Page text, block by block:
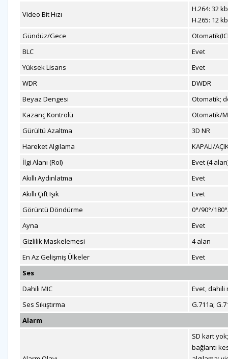
Video Bit Hızı
H.264: 32
H.265: 12
Gündüz/Gece
BLC
Evet
Yüksek Lisans
Evet
WDR
DWDR
Beyaz Dengesi
Otomatik;
Kazanç Kontrolü
Otomatik/
Gürültü Azaltma
3D NR
Hareket Algılama
KAPALI/
İlgi Alanı (RoI)
Evet (4
Akıllı Aydınlatma
Evet
Akıllı Çift Işık
Evet
Görüntü Döndürme
0°/90°/
Ayna
Evet
Gizlilik Maskelemesi
4 alan
En Az Gelişmiş Ülkeler
Evet
Ses
Dahili MIC
Evet, dahili
Ses Sıkıştırma
G.711a;
Alarm
SD kart
bağlantı